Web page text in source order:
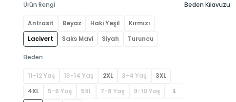
Ürün Rengi
Antrasit Beyaz Haki Yeşil
Kırmızı
Lacivert
Saks Mavi Siyah Turuncu
Beden
11-12 Yaş 13-14 Yaş 2XL 3-4 Yaş
3XL
4XL
5-6 Yaş 5XL 7-8 Yaş 9-10 Yaş
L
Beden Kılavuzu